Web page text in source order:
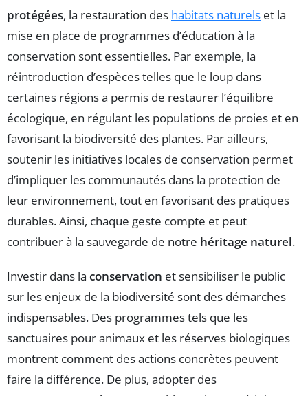
protégées, la restauration des habitats naturels et la
mise en place de programmes d’éducation à la
conservation sont essentielles. Par exemple, la
réintroduction d’espèces telles que le loup dans
certaines régions a permis de restaurer l’équilibre
écologique, en régulant les populations de proies et en
favorisant la biodiversité des plantes. Par ailleurs,
soutenir les initiatives locales de conservation permet
d’impliquer les communautés dans la protection de
leur environnement, tout en favorisant des pratiques
durables. Ainsi, chaque geste compte et peut
contribuer à la sauvegarde de notre héritage naturel.
Investir dans la conservation et sensibiliser le public
sur les enjeux de la biodiversité sont des démarches
indispensables. Des programmes tels que les
sanctuaires pour animaux et les réserves biologiques
montrent comment des actions concrètes peuvent
faire la différence. De plus, adopter des